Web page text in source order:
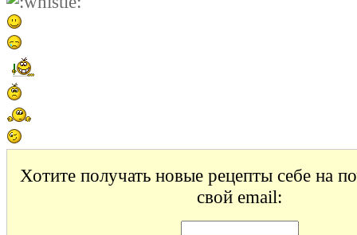
Хотите получать новые рецепты себе на
свой email: